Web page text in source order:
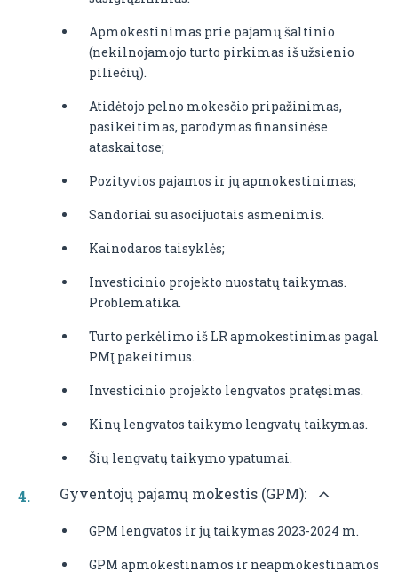
Apmokestinimas prie pajamų šaltinio
(nekilnojamojo turto pirkimas iš užsienio
piliečių).
Atidėtojo pelno mokesčio pripažinimas,
pasikeitimas, parodymas finansinėse
ataskaitose;
Pozityvios pajamos ir jų apmokestinimas;
Sandoriai su asocijuotais asmenimis.
Kainodaros taisyklės;
Investicinio projekto nuostatų taikymas.
Problematika.
Turto perkėlimo iš LR apmokestinimas pagal
PMĮ pakeitimus.
Investicinio projekto lengvatos pratęsimas.
Kinų lengvatos taikymo lengvatų taikymas.
Šių lengvatų taikymo ypatumai.
Gyventojų pajamų mokestis (GPM):
GPM lengvatos ir jų taikymas 2023-2024 m.
GPM apmokestinamos ir neapmokestinamos